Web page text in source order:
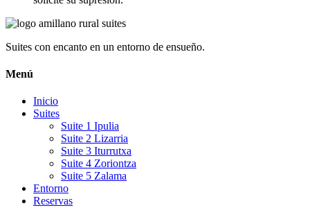
Suites con encanto en un entorno de ensueño.
Menú
Inicio
Suites
Suite 1 Ipulia
Suite 2 Lizarria
Suite 3 Iturrutxa
Suite 4 Zoriontza
Suite 5 Zalama
Entorno
Reservas